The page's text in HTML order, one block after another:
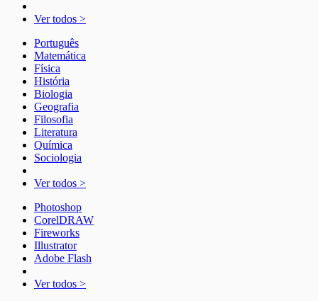
Ver todos >
Português
Matemática
Física
História
Biologia
Geografia
Filosofia
Literatura
Química
Sociologia
Ver todos >
Photoshop
CorelDRAW
Fireworks
Illustrator
Adobe Flash
Ver todos >